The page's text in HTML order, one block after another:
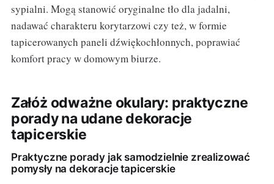
sypialni. Mogą stanowić oryginalne tło dla jadalni,
nadawać charakteru korytarzowi czy też, w formie
tapicerowanych paneli dźwiękochłonnych, poprawiać
komfort pracy w domowym biurze.
Załóż odważne okulary: praktyczne
porady na udane dekoracje
tapicerskie
Praktyczne porady jak samodzielnie zrealizować
pomysły na dekoracje tapicerskie